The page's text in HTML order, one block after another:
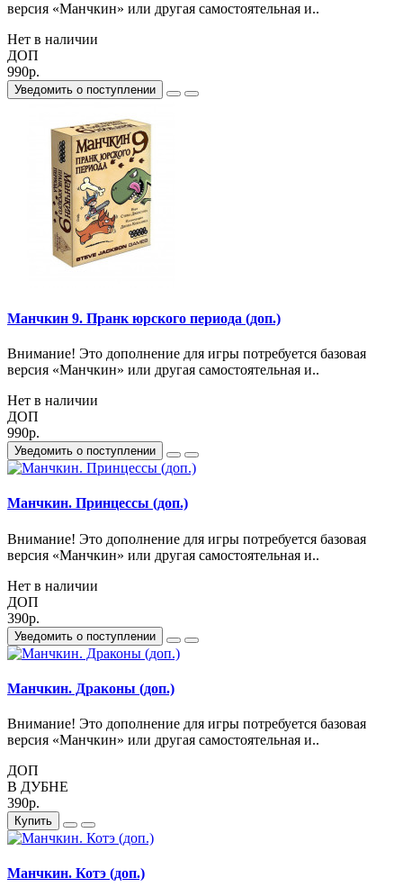
версия «Манчкин» или другая самостоятельная и..
Нет в наличии
ДОП
990р.
Уведомить о поступлении
Манчкин 9. Пранк юрского периода (доп.)
Внимание! Это дополнение для игры потребуется базовая
версия «Манчкин» или другая самостоятельная и..
Нет в наличии
ДОП
990р.
Уведомить о поступлении
Манчкин. Принцессы (доп.)
Внимание! Это дополнение для игры потребуется базовая
версия «Манчкин» или другая самостоятельная и..
Нет в наличии
ДОП
390р.
Уведомить о поступлении
Манчкин. Драконы (доп.)
Внимание! Это дополнение для игры потребуется базовая
версия «Манчкин» или другая самостоятельная и..
ДОП
В ДУБНЕ
390р.
Купить
Манчкин. Котэ (доп.)